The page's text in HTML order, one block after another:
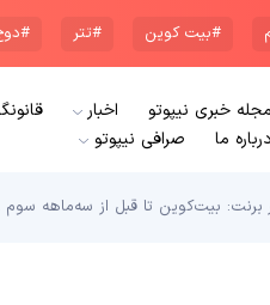
#بیت کوین #تتر
مجله خبری نیپوتو اخبار
درباره ما
صرافی نیپوتو
تا قبل از سه‌ماهه سوم ۲۰۲۹ به ۲۰۰ هزار دلار نمی‌رسد!